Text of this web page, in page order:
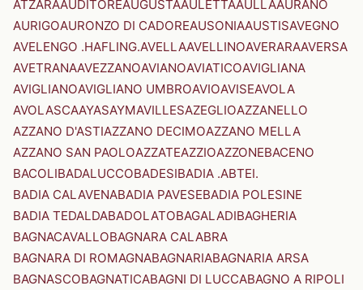
ATZARAAUDITOREAUGUSTAAULETTAAULLAAURANO
AURIGOAURONZO DI CADOREAUSONIAAUSTISAVEGNO
AVELENGO .HAFLING.AVELLAAVELLINOAVERARAAVERSA
AVETRANAAVEZZANOAVIANOAVIATICOAVIGLIANA
AVIGLIANOAVIGLIANO UMBROAVIOAVISEAVOLA
AVOLASCAAYASAYMAVILLESAZEGLIOAZZANELLO
AZZANO D'ASTIAZZANO DECIMOAZZANO MELLA
AZZANO SAN PAOLOAZZATEAZZIOAZZONEBACENO
BACOLIBADALUCCOBADESIBADIA .ABTEI.
BADIA CALAVENABADIA PAVESEBADIA POLESINE
BADIA TEDALDABADOLATOBAGALADIBAGHERIA
BAGNACAVALLOBAGNARA CALABRA
BAGNARA DI ROMAGNABAGNARIABAGNARIA ARSA
BAGNASCOBAGNATICABAGNI DI LUCCABAGNO A RIPOLI